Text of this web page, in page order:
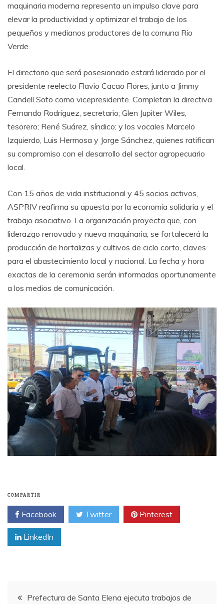
maquinaria moderna representa un impulso clave para
elevar la productividad y optimizar el trabajo de los
pequeños y medianos productores de la comuna Río
Verde.
El directorio que será posesionado estará liderado por el
presidente reelecto Flavio Cacao Flores, junto a Jimmy
Candell Soto como vicepresidente. Completan la directiva
Fernando Rodríguez, secretario; Glen Jupiter Wiles,
tesorero; René Suárez, síndico; y los vocales Marcelo
Izquierdo, Luis Hermosa y Jorge Sánchez, quienes ratifican
su compromiso con el desarrollo del sector agropecuario
local.
Con 15 años de vida institucional y 45 socios activos,
ASPRIV reafirma su apuesta por la economía solidaria y el
trabajo asociativo. La organización proyecta que, con
liderazgo renovado y nueva maquinaria, se fortalecerá la
producción de hortalizas y cultivos de ciclo corto, claves
para el abastecimiento local y nacional. La fecha y hora
exactas de la ceremonia serán informadas oportunamente
a los medios de comunicación.
COMPARTIR
Facebook Twitter Pinterest
LinkedIn
Navegación
Prefectura de Santa Elena ejecuta trabajos de